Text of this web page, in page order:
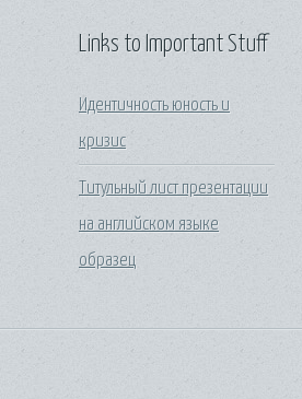
Links to Important Stuff
Идентичность юность и
кризис
Титульный лист презентации
на английском языке
образец